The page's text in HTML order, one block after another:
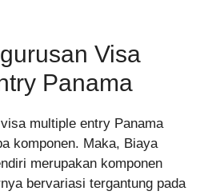
Visa
Panama
multiple entry Panama
komponen. Maka, Biaya
merupakan komponen
bervariasi tergantung pada